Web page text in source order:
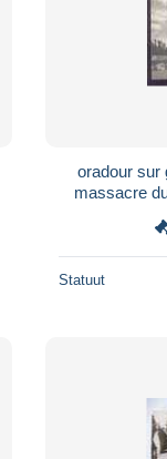
oradour sur
massacre
Statuut